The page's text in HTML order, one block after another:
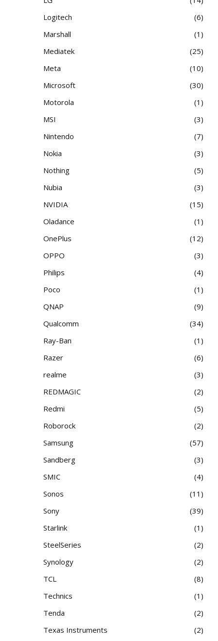
Logitech
6
Marshall
1
Mediatek
25
Meta
10
Microsoft
30
Motorola
1
MSI
3
Nintendo
7
Nokia
3
Nothing
5
Nubia
3
NVIDIA
15
Oladance
1
OnePlus
12
OPPO
3
Philips
4
Poco
1
QNAP
9
Qualcomm
34
Ray-Ban
1
Razer
6
realme
3
REDMAGIC
2
Redmi
5
Roborock
2
Samsung
57
Sandberg
3
SMIC
4
Sonos
11
Sony
39
Starlink
1
SteelSeries
2
Synology
2
TCL
8
Technics
1
Tenda
2
Texas Instruments
2